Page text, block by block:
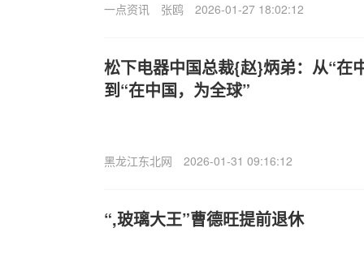
一点资讯 张鸥 2026-01-27 18:02:12
松下电器中国总裁{赵}炳弟：从“在
到“在中国，为全球”
黑龙江东北网 2026-01-31 09:16:12
“,玻璃大王”曹德旺提前退休